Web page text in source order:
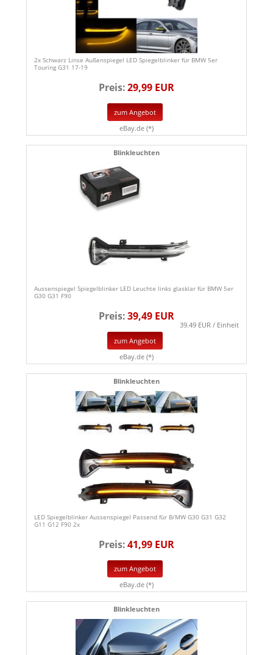
2x Schwarz Linse Außenspiegel LED Spiegelblinker für BMW 5er
Touring G31 17-19
Preis:29,99 EUR
zum Angebot
eBay.de (*)
Blinkleuchten
Aussenspiegel Spiegelblinker LED Leuchte links glasklar für BMW 5er
G30 G31 F90
Preis:39,49 EUR
39.49 EUR / Einheit
zum Angebot
eBay.de (*)
Blinkleuchten
LED Spiegelblinker Aussenspiegel Passend für B/MW G30 G31 G32
G11 G12 F90 2x
Preis:41,99 EUR
zum Angebot
eBay.de (*)
Blinkleuchten